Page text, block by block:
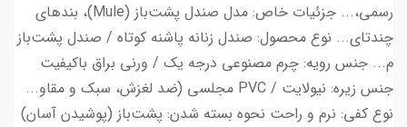
رسمی،... جزئیات خاص: مدل صندل پشت‌باز (Mule)، بندهای
چندتای... نوع محصول: صندل زنانه پاشنه کوتاه / صندل پشت‌باز
م... جنس رویه: چرم مصنوعی درجه یک / ورنی براق باکیفیت
جنس زیره: نیولایت / PVC مجلسی (ضد لغزش، سبک و مقاو...
نوع کفی: نرم و راحت نحوه بسته شدن: پشت‌باز (پوشیدن آسان)